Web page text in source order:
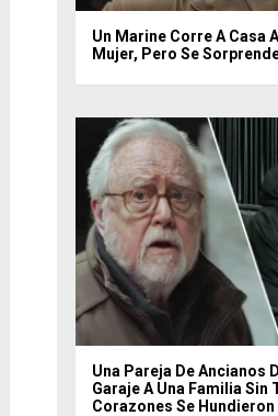
Un Marine Corre A Casa
Mujer, Pero Se
Una Pareja De Ancianos
Garaje A Una Familia Sin
Corazones Se Hundieron